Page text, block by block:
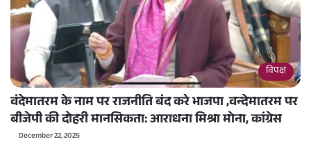
विपक्ष
वंदेमातरम के नाम पर राजनीति बंद करे भाजपा ,वन्देमातरम पर
बीजेपी की दोहरी मानसिकता: आराधना मिश्रा मोना, कांग्रेस
December 22, 2025